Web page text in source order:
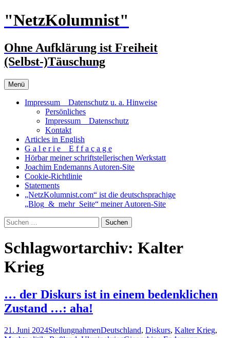
Zum
Inhalt
"NetzKolumnist"
Ohne Aufklärung ist Freiheit
(Selbst-)Täuschung
Menü
Impressum _ Datenschutz u. a. Hinweise
Persönliches
Impressum _ Datenschutz
Kontakt
Articles in English
G a l e r i e _ E f f a ç a g e
Hörbar meiner schriftstellerischen Werkstatt
Joachim Endemanns Autoren-Site
Cookie-Richtlinie
Statements
„NetzKolumnist.com“ ist die deutschsprachige
„Blog_&_mehr_Seite“ meiner Autoren-Site
Suchen
nach:
Schlagwortarchiv: Kalter
Krieg
… der Diskurs ist in einem bedenklichen
Zustand …: aha!
21. Juni 2024StellungnahmenDeutschland, Diskurs, Kalter Krieg,